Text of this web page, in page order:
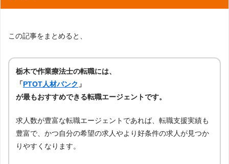
この記事をまとめると、
栃木で作業療法士の転職には、
「PTOT人材バンク 」
が最もおすすめできる転職エージェントです。
求人数が豊富な転職エージェントであれば、転職支援実績も
豊富で、かつ自分の希望の求人やより好条件の求人が見つか
りやすくなります。